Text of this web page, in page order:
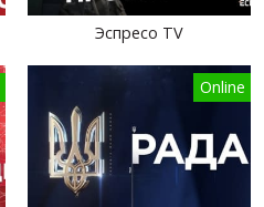
Эспресо TV
Online